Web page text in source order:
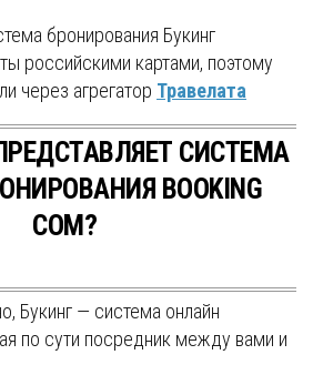
бронирования Букинг
российскими картами, поэтому
через агрегатор Травелата
СИСТЕМА
BOOKING
COM?
Букинг — система онлайн
по сути посредник между вами и